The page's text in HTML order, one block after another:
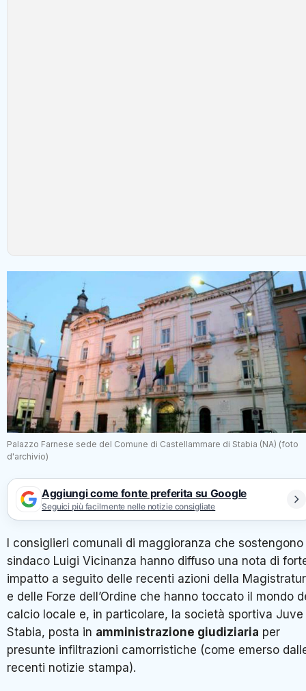
Palazzo Farnese sede del Comune di Castellammare di Stabia (NA) (foto
d'archivio)
Aggiungi come fonte preferita su Google
Seguici più facilmente nelle notizie consigliate
I consiglieri comunali di maggioranza che sostengono
sindaco Luigi Vicinanza hanno diffuso una nota di
impatto a seguito delle recenti azioni della
e delle Forze dell’Ordine che hanno toccato il mondo
calcio locale e, in particolare, la società sportiva Juve
Stabia, posta in amministrazione giudiziaria per
presunte infiltrazioni camorristiche (come emerso
recenti notizie stampa).